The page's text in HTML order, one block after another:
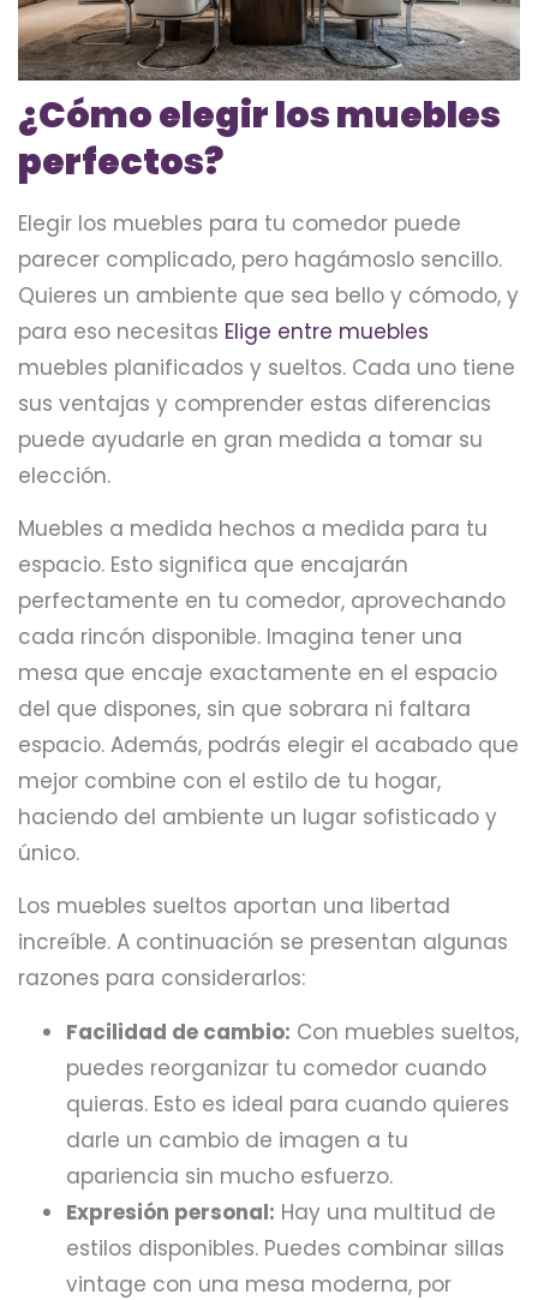
¿Cómo elegir los muebles
perfectos?
Elegir los muebles para tu comedor puede
parecer complicado, pero hagámoslo sencillo.
Quieres un ambiente que sea bello y cómodo, y
para eso necesitas Elige entre muebles
muebles planificados y sueltos. Cada uno tiene
sus ventajas y comprender estas diferencias
puede ayudarle en gran medida a tomar su
elección.
Muebles a medida hechos a medida para tu
espacio. Esto significa que encajarán
perfectamente en tu comedor, aprovechando
cada rincón disponible. Imagina tener una
mesa que encaje exactamente en el espacio
del que dispones, sin que sobrara ni faltara
espacio. Además, podrás elegir el acabado que
mejor combine con el estilo de tu hogar,
haciendo del ambiente un lugar sofisticado y
único.
Los muebles sueltos aportan una libertad
increíble. A continuación se presentan algunas
razones para considerarlos:
Facilidad de cambio: Con muebles sueltos,
puedes reorganizar tu comedor cuando
quieras. Esto es ideal para cuando quieres
darle un cambio de imagen a tu
apariencia sin mucho esfuerzo.
Expresión personal: Hay una multitud de
estilos disponibles. Puedes combinar sillas
vintage con una mesa moderna, por